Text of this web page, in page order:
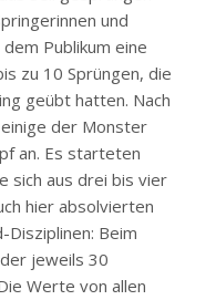
und
Publikum eine
zu 10 Sprüngen, die
geübt hatten. Nach
der Monster
an. Es starteten
sich aus drei bis vier
hier absolvierten
Beim
jeweils 30
Werte von allen